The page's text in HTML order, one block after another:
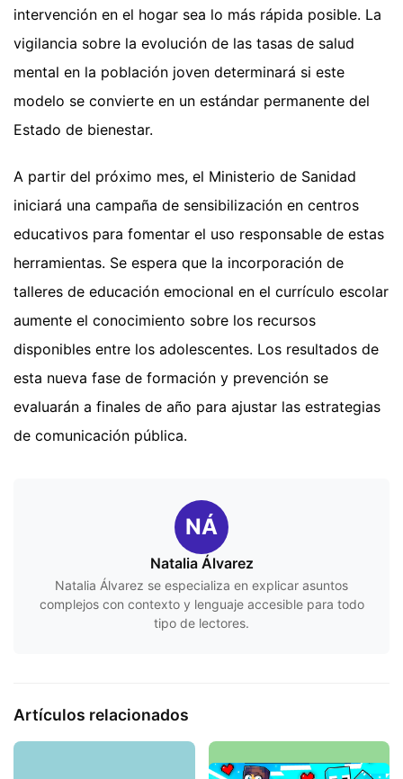
intervención en el hogar sea lo más rápida posible. La
vigilancia sobre la evolución de las tasas de salud
mental en la población joven determinará si este
modelo se convierte en un estándar permanente del
Estado de bienestar.
A partir del próximo mes, el Ministerio de Sanidad
iniciará una campaña de sensibilización en centros
educativos para fomentar el uso responsable de estas
herramientas. Se espera que la incorporación de
talleres de educación emocional en el currículo escolar
aumente el conocimiento sobre los recursos
disponibles entre los adolescentes. Los resultados de
esta nueva fase de formación y prevención se
evaluarán a finales de año para ajustar las estrategias
de comunicación pública.
NÁ
Natalia Álvarez
Natalia Álvarez se especializa en explicar asuntos
complejos con contexto y lenguaje accesible para todo
tipo de lectores.
Artículos relacionados